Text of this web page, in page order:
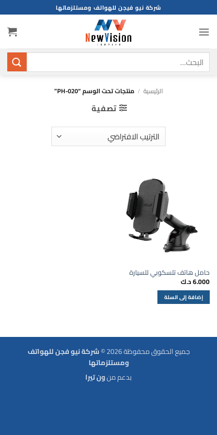
للمحتوى
شركة نيو فيجن للهواتف ومستلزماتها
البحث
عن:
الرئيسية / منتجات تحت الوسم “PH-020”
تصفية
حامل هاتف تلسكوبي للسيارة
6.000د.ك
إضافة إلى السلة
جميع الحقوق محفوظة 2026 ©
شركة نيو فجن للهواتف
ومستلزماتها
بدعم منون تيرا